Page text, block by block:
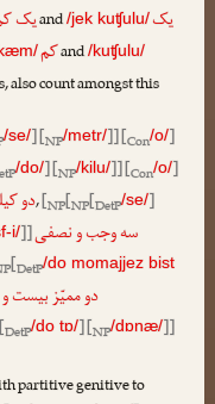
یکand/jek kuʧulu/ یک
کمand/kuʧulu/
count amongst this
/se/] [NP/metr/]] [Con/o/]
/do/] [NP/kilu/]] [Con/o/]
دو,[NP[NP[DetP/se/]
i/]]سه وجب و نصفی
[DetP/do momajjez bist
دو ممیّز بیست
DetP/do tɒ/] [NP/dɒnæ/]]
partitive genitive to